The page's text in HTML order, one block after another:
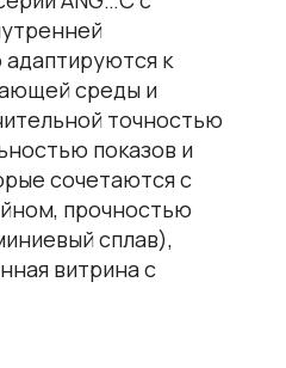
адаптируются к
среды и
точностью
показов и
сочетаются с
прочностью
сплав),
витрина с